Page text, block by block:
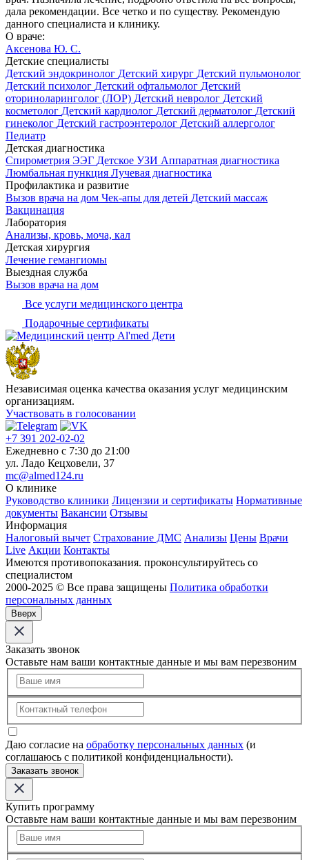
дала рекомендации. Все четко и по существу. Рекомендую
данного специалиста и клинику.
О враче:
Аксенова Ю. С.
Детские специалисты
Детский эндокринолог Детский хирург Детский пульмонолог
Детский психолог Детский офтальмолог Детский
оториноларинголог (ЛОР) Детский невролог Детский
косметолог Детский кардиолог Детский дерматолог Детский
гинеколог Детский гастроэнтеролог Детский аллерголог
Педиатр
Детская диагностика
Спирометрия ЭЭГ Детское УЗИ Аппаратная диагностика
Люмбальная пункция Лучевая диагностика
Профилактика и развитие
Вызов врача на дом Чек-апы для детей Детский массаж
Вакцинация
Лаборатория
Анализы, кровь, моча, кал
Детская хирургия
Лечение гемангиомы
Выездная служба
Вызов врача на дом
Все услуги медицинского центра
Подарочные сертификаты
Независимая оценка качества оказания услуг медицинским
организациям.
Участвовать в голосовании
+7 391 202-02-02
Ежедневно c 7:30 до 21:00
ул. Ладо Кецховели, 37
mc@almed124.ru
О клинике
Руководство клиники Лицензии и сертификаты Нормативные
документы Вакансии Отзывы
Информация
Налоговый вычет Страхование ДМС Анализы Цены Врачи
Live Акции Контакты
Имеются противопоказания. проконсультируйтесь со
специалистом
2000-2025 © Все права защищены Политика обработки
персональных данных
Вверх
Заказать звонок
Оставьте нам ваши контактные данные и мы вам перезвоним
Даю согласие на обработку персональных данных (и
соглашаюсь с политикой конфиденциальности).
Заказать звонок
Купить программу
Оставьте нам ваши контактные данные и мы вам перезвоним